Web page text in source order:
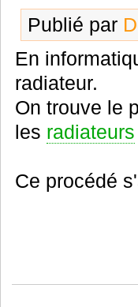
Publié par
En
radiateur.
On trouve le
les radiateurs
Ce procédé